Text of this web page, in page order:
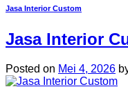
Jasa Interior Custom
Jasa Interior
Posted on Mei 4, 2026